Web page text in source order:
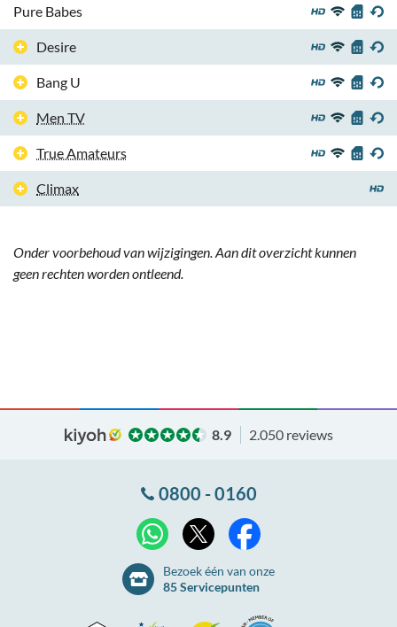
Pure Babes
Desire
Bang U
Men TV
True Amateurs
Climax
Onder voorbehoud van wijzigingen. Aan dit overzicht kunnen
geen rechten worden ontleend.
8.9 2.050 reviews
0800 - 0160
WhatsApp
Bezoek één van onze
85 Servicepunten